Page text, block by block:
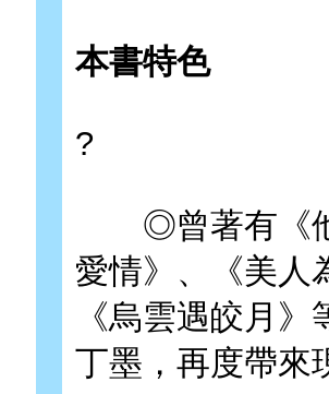
本書特色
?
◎曾著有《他
愛情》、《美人
《烏雲遇皎月
丁墨，再度帶來